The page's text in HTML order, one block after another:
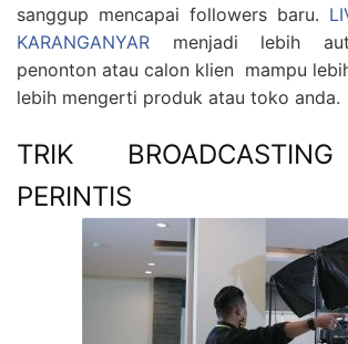
sanggup mencapai followers baru.
KARANGANYAR menjadi lebih
penonton atau calon klien mampu
lebih mengerti produk atau toko anda.
TRIK
PERINTIS